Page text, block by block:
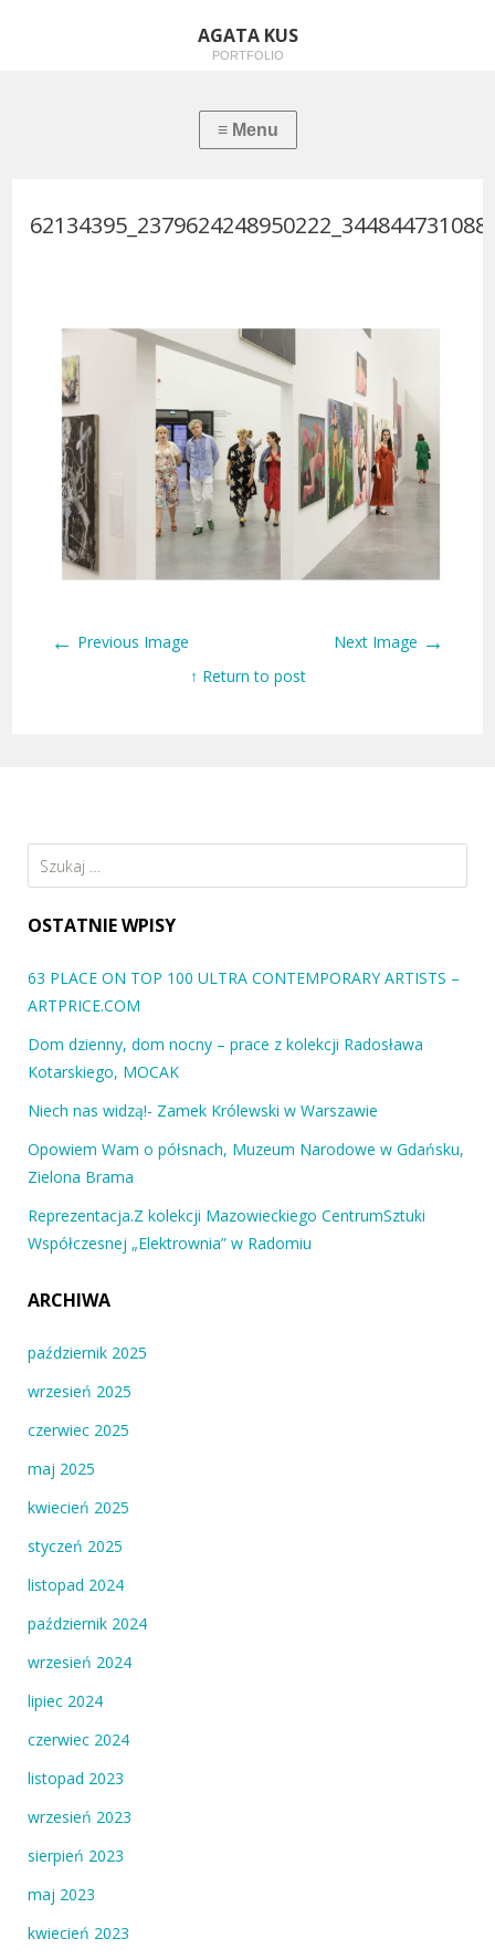
AGATA KUS
PORTFOLIO
← Previous Image Next Image →
↑ Return to post
Szukaj:
OSTATNIE WPISY
63 PLACE ON TOP 100 ULTRA CONTEMPORARY ARTISTS –
ARTPRICE.COM
Dom dzienny, dom nocny – prace z kolekcji Radosława
Kotarskiego, MOCAK
Niech nas widzą!- Zamek Królewski w Warszawie
Opowiem Wam o półsnach, Muzeum Narodowe w Gdańsku,
Zielona Brama
Reprezentacja.Z kolekcji Mazowieckiego CentrumSztuki
Współczesnej „Elektrownia” w Radomiu
ARCHIWA
październik 2025
wrzesień 2025
czerwiec 2025
maj 2025
kwiecień 2025
styczeń 2025
listopad 2024
październik 2024
wrzesień 2024
lipiec 2024
czerwiec 2024
listopad 2023
wrzesień 2023
sierpień 2023
maj 2023
kwiecień 2023